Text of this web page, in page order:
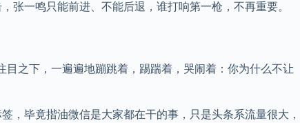
张一鸣只能前进、不能后退，谁打响第一枪，不再重要。
之下，一遍遍地蹦跳着，踢踹着，哭闹着：你为什么不让
，毕竟揩油微信是大家都在干的事，只是头条系流量很大，